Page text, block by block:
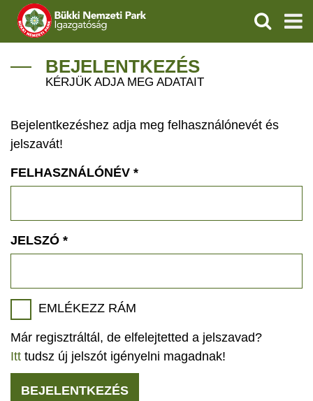
IGAZGATÓSÁG
VÍZVÉDELEM
ÖKOTURIZMUS
GEOPARKOK
KERESÉS
BEJELENTKEZÉS
KÉRJÜK ADJA MEG ADATAIT
Bejelentkezéshez adja meg felhasználónevét és
jelszavát!
FELHASZNÁLÓNÉV *
JELSZÓ *
EMLÉKEZZ RÁM
Már regisztráltál, de elfelejtetted a jelszavad?
Itt tudsz új jelszót igényelni magadnak!
BEJELENTKEZÉS